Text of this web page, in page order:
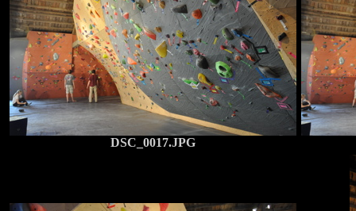
DSC_0017.JPG